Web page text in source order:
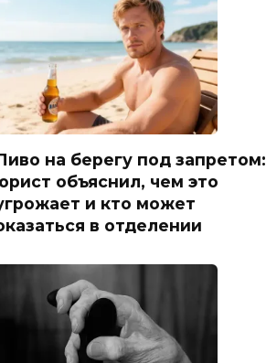
на берегу под запретом:
объяснил, чем это
и кто может
в отделении